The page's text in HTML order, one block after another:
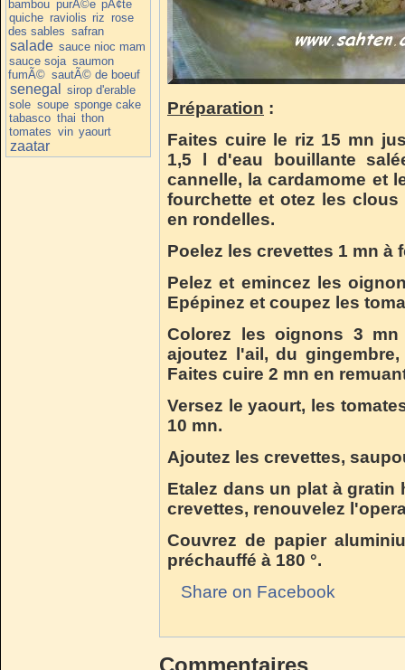
bambou purÃ©e pÃ¢te
quiche raviolis riz rose
des sables safran
salade sauce nioc mam
sauce soja saumon
fumÃ© sautÃ© de boeuf
senegal
sirop d'erable
sole soupe sponge cake
tabasco thai thon
tomates vin yaourt
zaatar
Préparation :
Faites cuire le riz 15 mn
1,5 l d'eau bouillante
cannelle, la cardamome et
fourchette et otez les
en rondelles.
Poelez les crevettes 1 mn à
Pelez et emincez les
Epépinez et coupez les
Colorez les oignons 3
ajoutez l'ail, du
Faites cuire 2 mn en
Versez le yaourt, les
10 mn.
Ajoutez les crevettes,
Etalez dans un plat à gratin
crevettes, renouvelez
Couvrez de papier
préchauffé à 180 °.
Share on Facebook
Commentaires